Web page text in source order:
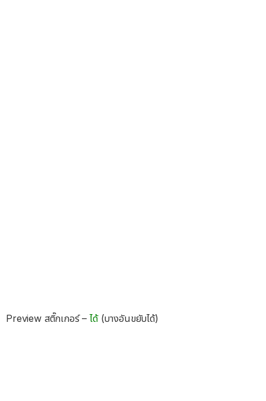
Preview สติ๊กเกอร์ –ได้(บางอันขยับได้)